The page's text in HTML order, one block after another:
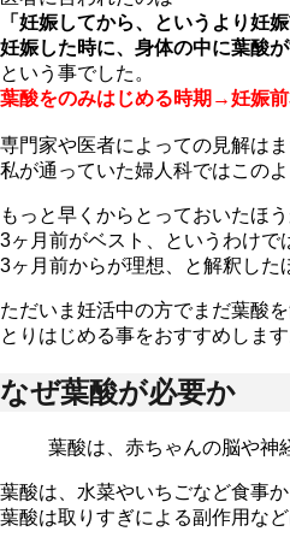
「妊娠してから、というより妊
妊娠した時に、身体の中に葉酸
という事でした。
葉酸をのみはじめる時期→妊娠
専門家や医者によっての見解は
私が通っていた婦人科ではこのよ
もっと早くからとっておいたほ
3ヶ月前がベスト、というわけで
3ヶ月前からが理想、と解釈した
ただいま妊活中の方でまだ葉酸
とりはじめる事をおすすめします
なぜ葉酸が必要か
葉酸は、赤ちゃんの脳や神
葉酸は、水菜やいちごなど食事
葉酸は取りすぎによる副作用な